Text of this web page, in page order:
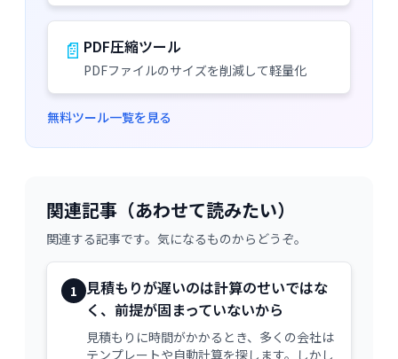
📄 PDF圧縮ツール
PDFファイルのサイズを削減して軽量化
無料ツール一覧を見る
関連記事（あわせて読みたい）
関連する記事です。気になるものからどうぞ。
1 見積もりが遅いのは計算のせいではな
く、前提が固まっていないから
見積もりに時間がかかるとき、多くの会社は
テンプレートや自動計算を探します。しかし